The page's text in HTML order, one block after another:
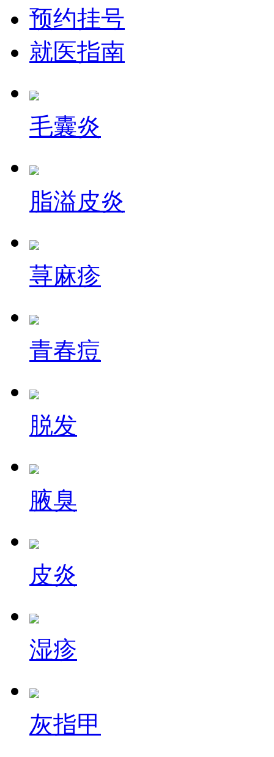
预约挂号
就医指南
毛囊炎
脂溢皮炎
荨麻疹
青春痘
脱发
腋臭
皮炎
湿疹
灰指甲